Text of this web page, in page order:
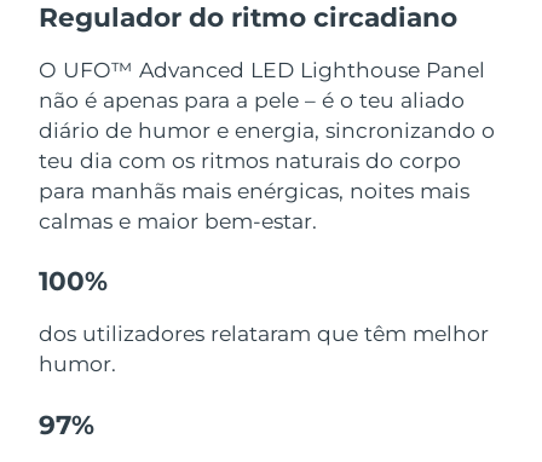
Regulador do ritmo circadiano
O UFO™ Advanced LED Lighthouse Panel
não é apenas para a pele – é o teu aliado
diário de humor e energia, sincronizando o
teu dia com os ritmos naturais do corpo
para manhãs mais enérgicas, noites mais
calmas e maior bem-estar.
100%
dos utilizadores relataram que têm melhor
humor.
97%